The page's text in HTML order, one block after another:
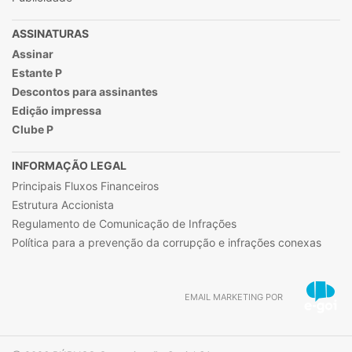
ASSINATURAS
Assinar
Estante P
Descontos para assinantes
Edição impressa
Clube P
INFORMAÇÃO LEGAL
Principais Fluxos Financeiros
Estrutura Accionista
Regulamento de Comunicação de Infrações
Política para a prevenção da corrupção e infrações conexas
EMAIL MARKETING POR